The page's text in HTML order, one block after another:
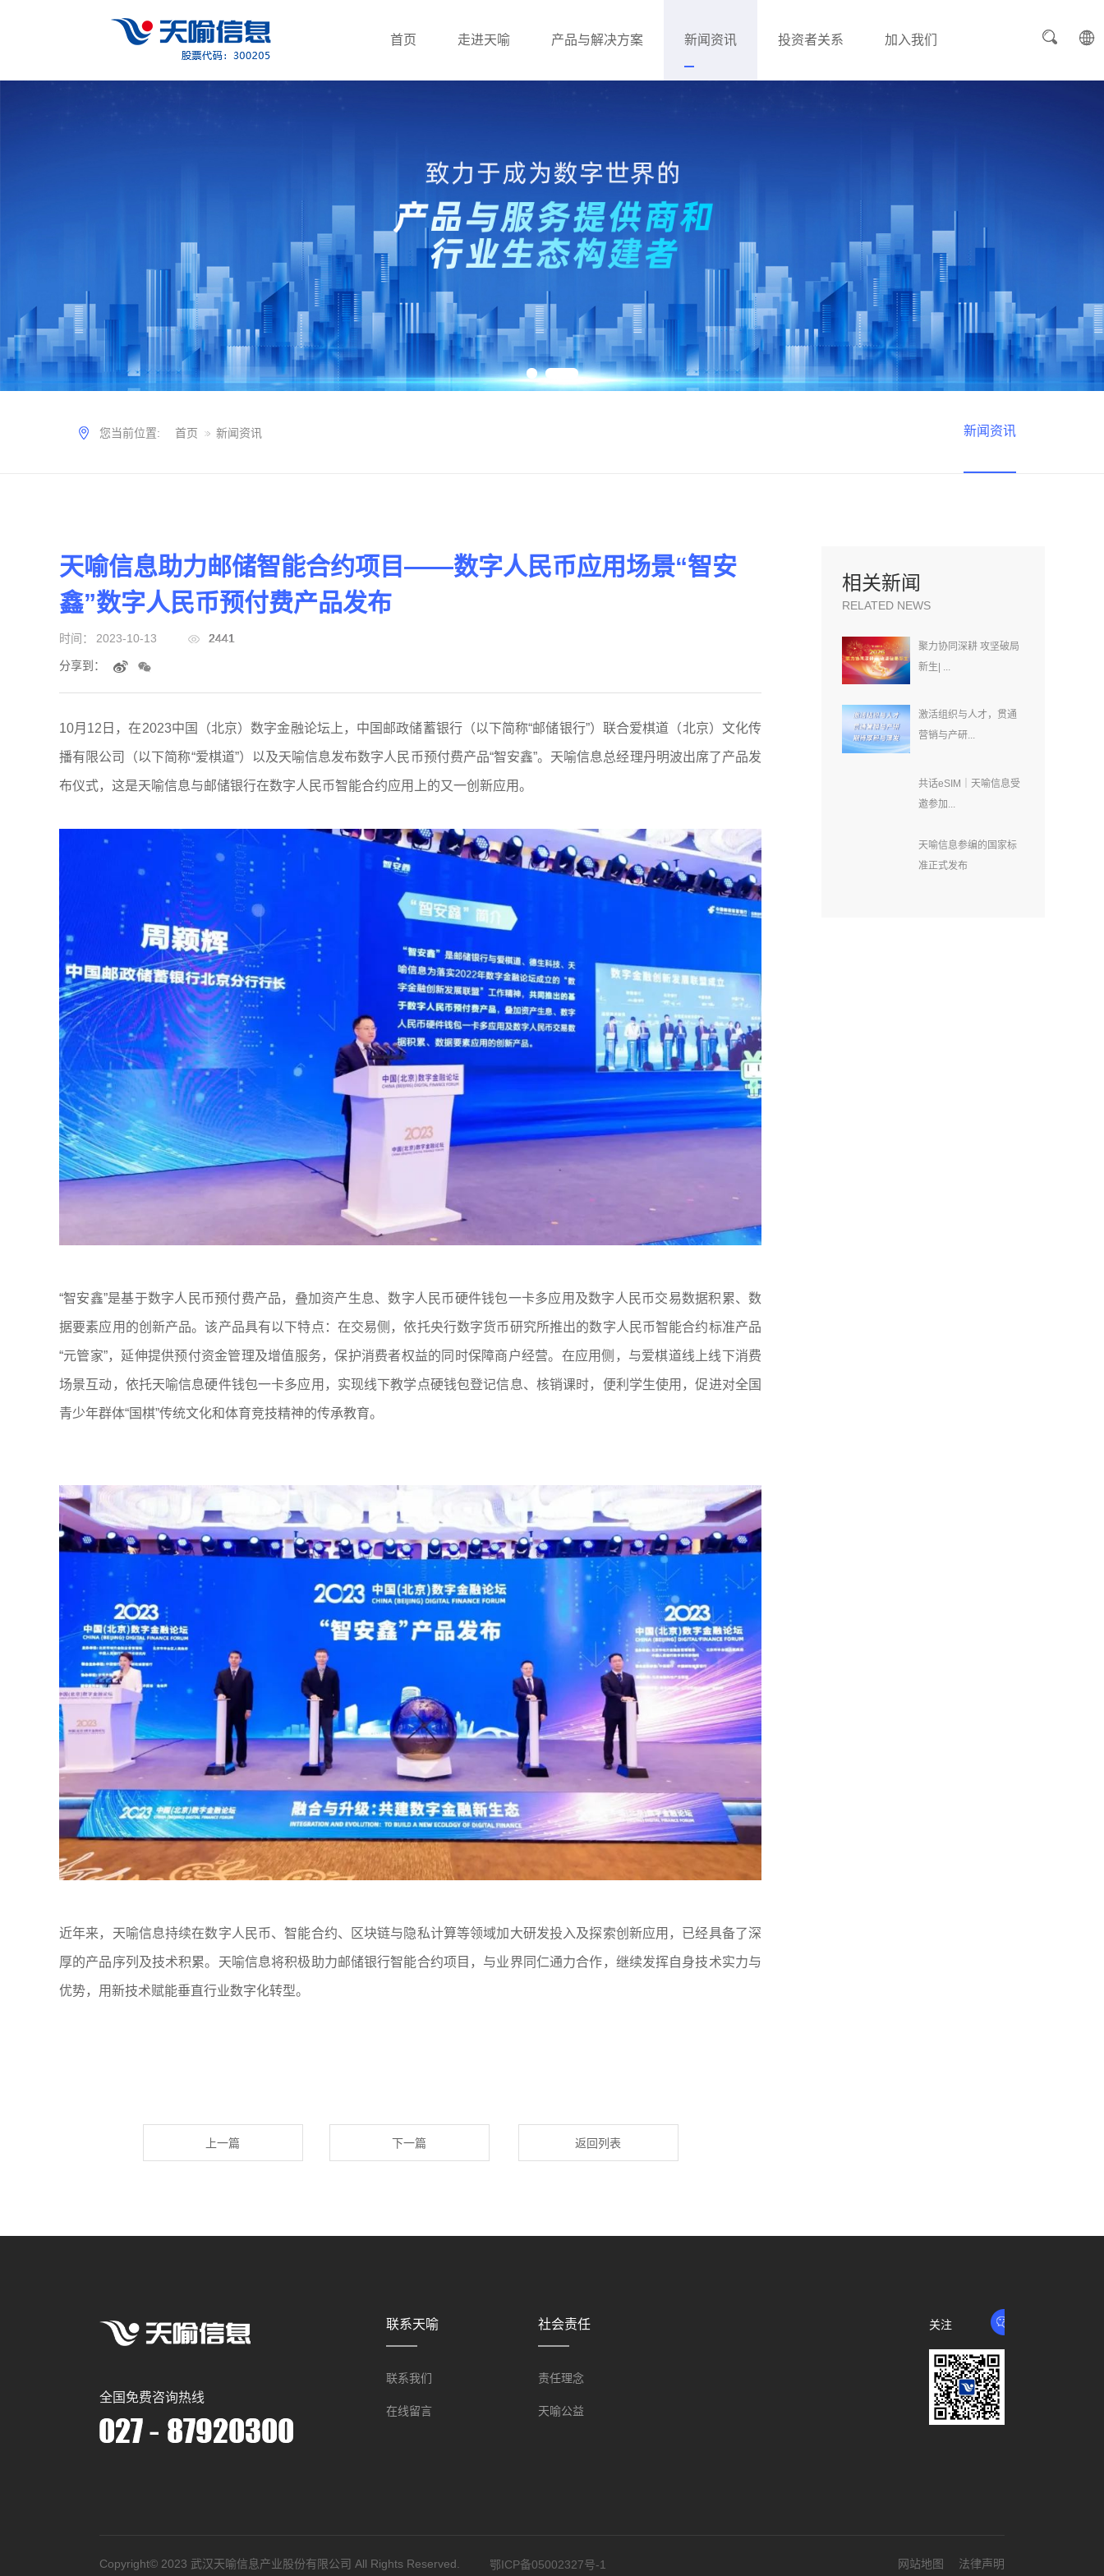
首页 走进天喻 产品与解决方案 新闻资讯 投资者关系 加入我们
您当前位置: 首页 新闻资讯 新闻资讯
天喻信息助力邮储智能合约项目——数字人民币应用场景“智安
鑫”数字人民币预付费产品发布
时间： 2023-10-13 2441
分享到：
10月12日，在2023中国（北京）数字金融论坛上，中国邮政储蓄银行（以下简称“邮储银行”）联合爱棋道（北京）文化传
播有限公司（以下简称“爱棋道”）以及天喻信息发布数字人民币预付费产品“智安鑫”。天喻信息总经理丹明波出席了产品发
布仪式，这是天喻信息与邮储银行在数字人民币智能合约应用上的又一创新应用。
“智安鑫”是基于数字人民币预付费产品，叠加资产生息、数字人民币硬件钱包一卡多应用及数字人民币交易数据积累、数
据要素应用的创新产品。该产品具有以下特点：在交易侧，依托央行数字货币研究所推出的数字人民币智能合约标准产品
“元管家”，延伸提供预付资金管理及增值服务，保护消费者权益的同时保障商户经营。在应用侧，与爱棋道线上线下消费
场景互动，依托天喻信息硬件钱包一卡多应用，实现线下教学点硬钱包登记信息、核销课时，便利学生使用，促进对全国
青少年群体“国棋”传统文化和体育竞技精神的传承教育。
近年来，天喻信息持续在数字人民币、智能合约、区块链与隐私计算等领域加大研发投入及探索创新应用，已经具备了深
厚的产品序列及技术积累。天喻信息将积极助力邮储银行智能合约项目，与业界同仁通力合作，继续发挥自身技术实力与
优势，用新技术赋能垂直行业数字化转型。
上一篇 下一篇 返回列表
相关新闻
RELATED NEWS
聚力协同深耕 攻坚破局
新生| ...
激活组织与人才，贯通
营销与产研...
共话eSIM｜天喻信息受
邀参加...
天喻信息参编的国家标
准正式发布
全国免费咨询热线
联系天喻
联系我们
在线留言
社会责任
责任理念
天喻公益
关注
我们
Copyright©️ 2023 武汉天喻信息产业股份有限公司 All Rights Reserved. 法律声明
网站地图
鄂ICP备05002327号-1